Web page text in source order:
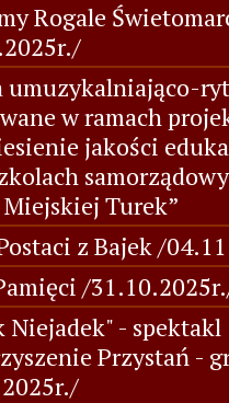
Rogale
umuzykalniająco-
w ramach
jakości
Turek”
z Bajek /
/
Niejadek" - spektakl
Przystań -